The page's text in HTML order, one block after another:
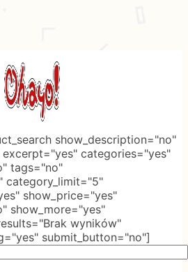
show_description="no"
categories="yes"
tags="no"
category_limit="5"
show_price="yes"
show_more="yes"
wyników"
submit_button="no"]